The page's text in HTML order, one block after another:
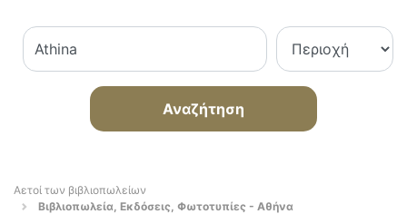
Αναζήτηση
Αετοί των βιβλιοπωλείων
Βιβλιοπωλεία, Εκδόσεις, Φωτοτυπίες - Αθήνα